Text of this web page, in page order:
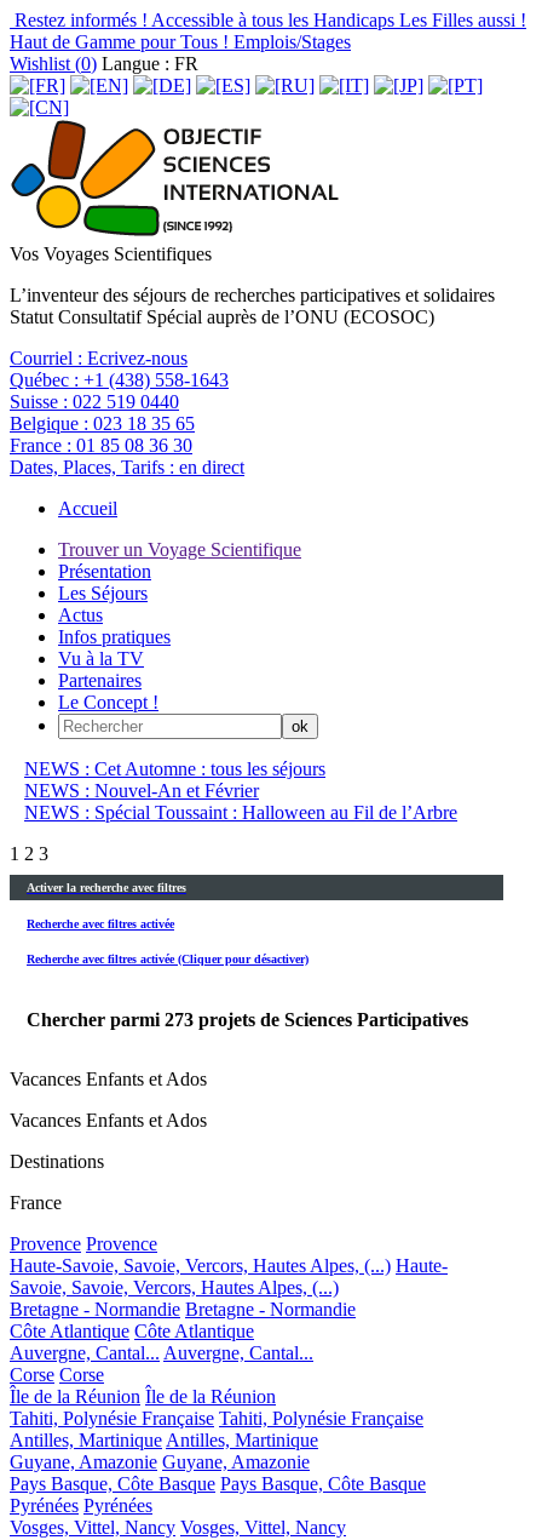
Restez informés ! Accessible à tous les Handicaps Les Filles aussi !
Haut de Gamme pour Tous ! Emplois/Stages
Wishlist (0) Langue : FR
Vos Voyages Scientifiques
L’inventeur des séjours de recherches participatives et solidaires
Statut Consultatif Spécial auprès de l’ONU (ECOSOC)
Courriel : Ecrivez-nous
Québec : +1 (438) 558-1643
Suisse : 022 519 0440
Belgique : 023 18 35 65
France : 01 85 08 36 30
Dates, Places, Tarifs : en direct
Accueil
Trouver un Voyage Scientifique
Présentation
Les Séjours
Actus
Infos pratiques
Vu à la TV
Partenaires
Le Concept !
NEWS : Cet Automne : tous les séjours
NEWS : Nouvel-An et Février
NEWS : Spécial Toussaint : Halloween au Fil de l’Arbre
1 2 3
Activer la recherche avec filtres
Recherche avec filtres activée
Recherche avec filtres activée (Cliquer pour désactiver)
Chercher parmi 273 projets de Sciences Participatives
Vacances Enfants et Ados
Vacances Enfants et Ados
Destinations
France
Provence Provence
Haute-Savoie, Savoie, Vercors, Hautes Alpes, (...) Haute-
Savoie, Savoie, Vercors, Hautes Alpes, (...)
Bretagne - Normandie Bretagne - Normandie
Côte Atlantique Côte Atlantique
Auvergne, Cantal... Auvergne, Cantal...
Corse Corse
Île de la Réunion Île de la Réunion
Tahiti, Polynésie Française Tahiti, Polynésie Française
Antilles, MartiniqueAntilles, Martinique
Guyane, Amazonie Guyane, Amazonie
Pays Basque, Côte Basque Pays Basque, Côte Basque
Pyrénées Pyrénées
Vosges, Vittel, Nancy Vosges, Vittel, Nancy